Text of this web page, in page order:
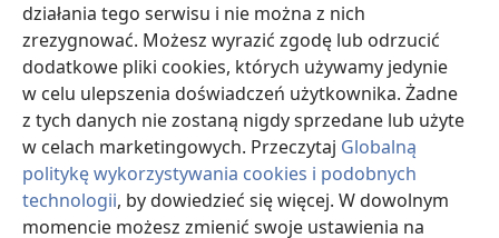
działania tego serwisu i nie można z nich
zrezygnować. Możesz wyrazić zgodę lub odrzucić
dodatkowe pliki cookies, których używamy jedynie
w celu ulepszenia doświadczeń użytkownika. Żadne
z tych danych nie zostaną nigdy sprzedane lub użyte
w celach marketingowych. Przeczytaj Globalną
politykę wykorzystywania cookies i podobnych
technologii, by dowiedzieć się więcej. W dowolnym
momencie możesz zmienić swoje ustawienia na
Wstecz Dalej
Prawa autorskie do tej publikacji
Copyright©2026Watch Tower Bible and Tract Society of
Pennsylvania.
WARUNKI UŻYTKOWANIA|POLITYKA PRYWATNOŚCI| USTAWIENIA